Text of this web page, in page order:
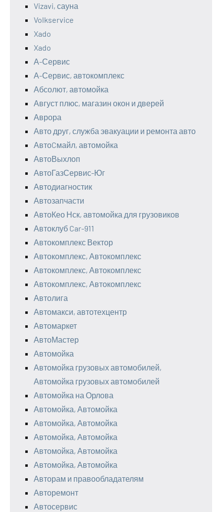
Vizavi, сауна
Volkservice
Xado
Xado
А-Сервис
А-Сервис, автокомплекс
Абсолют, автомойка
Август плюс, магазин окон и дверей
Аврора
Авто друг, служба эвакуации и ремонта авто
АвтоCмайл, автомойка
АвтоВыхлоп
АвтоГазСервис-Юг
Автодиагностик
Автозапчасти
АвтоКео Нск, автомойка для грузовиков
Автоклуб Car-911
Автокомплекс Вектор
Автокомплекс, Автокомплекс
Автокомплекс, Автокомплекс
Автокомплекс, Автокомплекс
Автолига
Автомакси, автотехцентр
Автомаркет
АвтоМастер
Автомойка
Автомойка грузовых автомобилей,
Автомойка грузовых автомобилей
Автомойка на Орлова
Автомойка, Автомойка
Автомойка, Автомойка
Автомойка, Автомойка
Автомойка, Автомойка
Автомойка, Автомойка
Авторам и правообладателям
Авторемонт
Автосервис